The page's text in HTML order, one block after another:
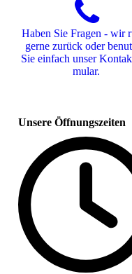
Haben Sie Fragen - wir
gerne zurück oder
Sie einfach unser
mu­lar.
Unsere Öffnungszeiten